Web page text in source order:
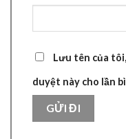
Lưu tên của
duyệt này cho lần